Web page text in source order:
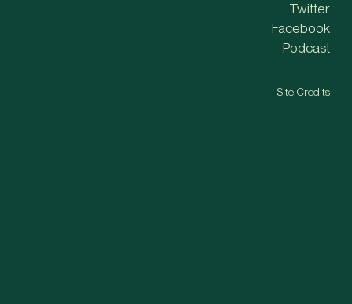
Twitter
Facebook
Podcast
Site Credits